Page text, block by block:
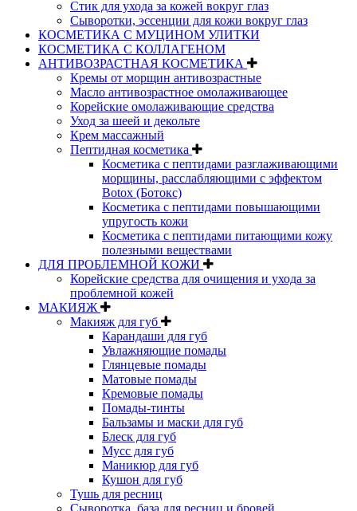
Стик для ухода за кожей вокруг глаз
Сыворотки, эссенции для кожи вокруг глаз
КОСМЕТИКА С МУЦИНОМ УЛИТКИ
КОСМЕТИКА С КОЛЛАГЕНОМ
АНТИВОЗРАСТНАЯ КОСМЕТИКА
Кремы от морщин антивозрастные
Масло антивозрастное омолаживающее
Корейские омолаживающие средства
Уход за шеей и декольте
Крем массажный
Пептидная косметика
Косметика с пептидами разглаживающими
морщины, расслабляющими с эффектом
Botox (Ботокс)
Косметика с пептидами повышающими
упругость кожи
Косметика с пептидами питающими кожу
полезными веществами
ДЛЯ ПРОБЛЕМНОЙ КОЖИ
Корейские средства для очищения и ухода за
проблемной кожей
МАКИЯЖ
Макияж для губ
Карандаши для губ
Увлажняющие помады
Глянцевые помады
Матовые помады
Кремовые помады
Помады-тинты
Бальзамы и маски для губ
Блеск для губ
Мусс для губ
Маникюр для губ
Кушон для губ
Тушь для ресниц
Сыворотка, база для ресниц и бровей